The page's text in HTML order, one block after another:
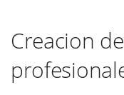
Creacion